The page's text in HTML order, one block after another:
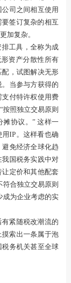
司之间相互使用
签订复杂的相互
加复杂。
工具，全称为成
形资产分散性所有
，试图解决无形
当参与方获得的
付特许权使用费
按照独立交易原则
摊协议。” 这样一
IP。这样看也确
免经济全球化趋
国税务实践中对
定价和其他配套
合独立交易原则
成为企业考虑的实
紧随税改潮流的
索出一条属于泡
务机关甚至全球